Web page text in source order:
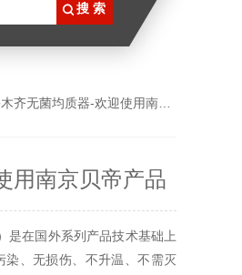
菌均质器-欢迎使用南京贝帝产品
用南京贝帝产品
是在国外系列产品技术基础上
染、无损伤、不升温、不需灭